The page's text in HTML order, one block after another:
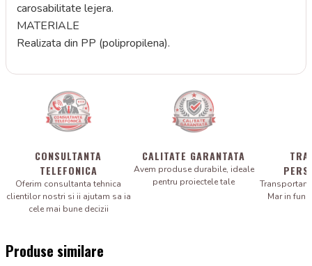
carosabilitate lejera.
MATERIALE
Realizata din PP (polipropilena).
CONSULTANTA
TELEFONICA
Oferim consultanta tehnica
clientilor nostri si ii ajutam sa ia
cele mai bune decizii
CALITATE GARANTATA
Avem produse durabile, ideale
pentru proiectele tale
Mar in
Produse similare